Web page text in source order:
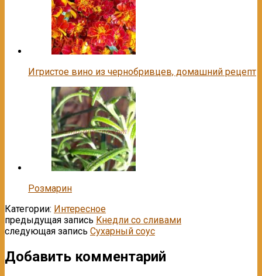
Игристое вино из чернобривцев, домашний рецепт
Розмарин
Категории: Интересное
предыдущая запись Kнeдли co cливами
следующая запись Сухарный соус
Добавить комментарий